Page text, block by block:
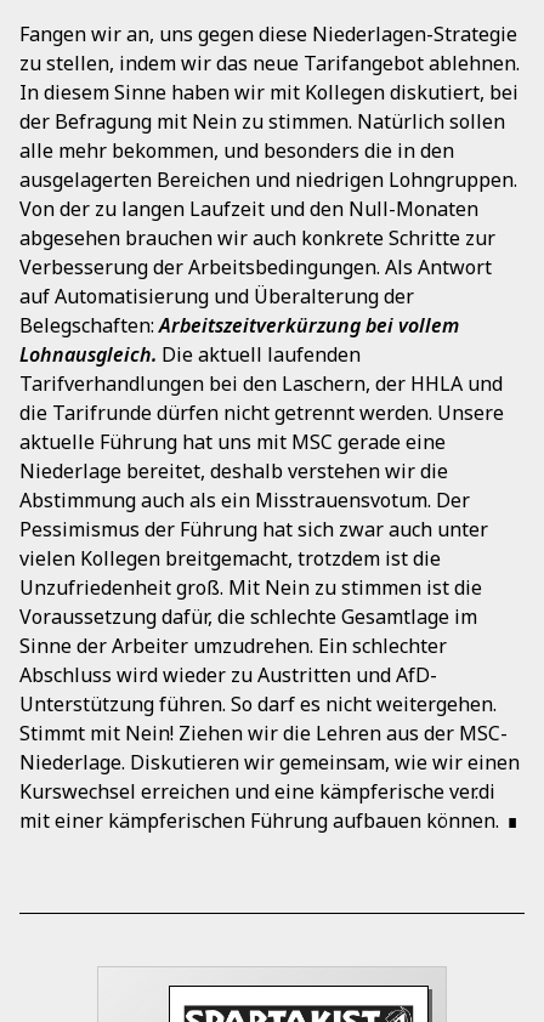
Fangen wir an, uns gegen diese Niederlagen-Strategie
zu stellen, indem wir das neue Tarifangebot ablehnen.
In diesem Sinne haben wir mit Kollegen diskutiert, bei
der Befragung mit Nein zu stimmen. Natürlich sollen
alle mehr bekommen, und besonders die in den
ausgelagerten Bereichen und niedrigen Lohngruppen.
Von der zu langen Laufzeit und den Null-Monaten
abgesehen brauchen wir auch konkrete Schritte zur
Verbesserung der Arbeitsbedingungen. Als Antwort
auf Automatisierung und Überalterung der
Belegschaften:Arbeitszeitverkürzung bei vollem
Lohnausgleich. Die aktuell laufenden
Tarifverhandlungen bei den Laschern, der HHLA und
die Tarifrunde dürfen nicht getrennt werden. Unsere
aktuelle Führung hat uns mit MSC gerade eine
Niederlage bereitet, deshalb verstehen wir die
Abstimmung auch als ein Misstrauensvotum. Der
Pessimismus der Führung hat sich zwar auch unter
vielen Kollegen breitgemacht, trotzdem ist die
Unzufriedenheit groß. Mit Nein zu stimmen ist die
Voraussetzung dafür, die schlechte Gesamtlage im
Sinne der Arbeiter umzudrehen. Ein schlechter
Abschluss wird wieder zu Austritten und AfD-
Unterstützung führen. So darf es nicht weitergehen.
Stimmt mit Nein! Ziehen wir die Lehren aus der MSC-
Niederlage. Diskutieren wir gemeinsam, wie wir einen
Kurswechsel erreichen und eine kämpferische ver.di
mit einer kämpferischen Führung aufbauen können.